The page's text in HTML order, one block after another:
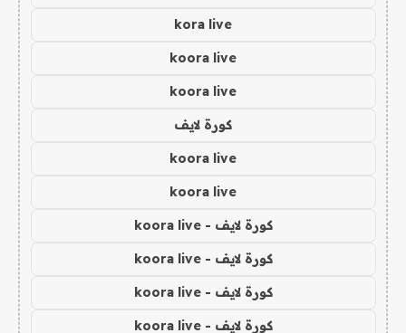
kora live
koora live
koora live
كورة لايف
koora live
koora live
كورة لايف - koora live
كورة لايف - koora live
كورة لايف - koora live
كورة لايف - koora live